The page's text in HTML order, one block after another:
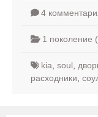
4
1 поколение
kia soul
расходники